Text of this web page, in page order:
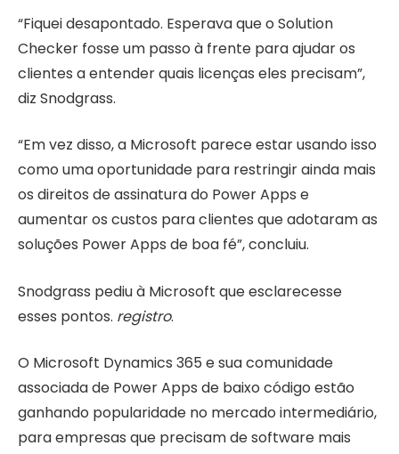
“Fiquei desapontado. Esperava que o Solution
Checker fosse um passo à frente para ajudar os
clientes a entender quais licenças eles precisam”,
diz Snodgrass.
“Em vez disso, a Microsoft parece estar usando isso
como uma oportunidade para restringir ainda mais
os direitos de assinatura do Power Apps e
aumentar os custos para clientes que adotaram as
soluções Power Apps de boa fé”, concluiu.
Snodgrass pediu à Microsoft que esclarecesse
esses pontos. registro.
O Microsoft Dynamics 365 e sua comunidade
associada de Power Apps de baixo código estão
ganhando popularidade no mercado intermediário,
para empresas que precisam de software mais